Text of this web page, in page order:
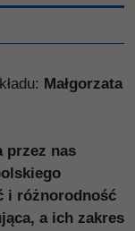
Małgorzata
przez nas
i różnorodność
a ich zakres